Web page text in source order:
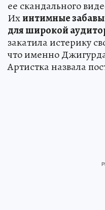
ее скандального
Ихинтимные
для широкой
закатила истерику
что именно
Артистка назвала